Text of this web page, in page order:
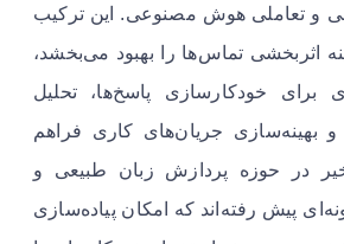
و تعاملی هوش مصنوعی. این ترکیب
اثربخشی تماس‌ها را بهبود می‌بخشد،
برای خودکارسازی پاسخ‌ها، تحلیل
بهینه‌سازی جریان‌های کاری فراهم
در حوزه پردازش زبان طبیعی و
پیش رفته‌اند که امکان پیاده‌سازی